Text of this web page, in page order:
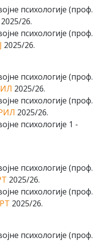
психологије (проф.
2025/26.
психологије (проф.
2025/26.
психологије (проф.
2025/26.
психологије (проф.
2025/26.
психологије 1 -
психологије (проф.
2025/26.
психологије (проф.
2025/26.
психологије (проф.